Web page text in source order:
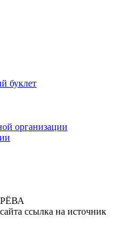
буклет
организации
ссылка на источник